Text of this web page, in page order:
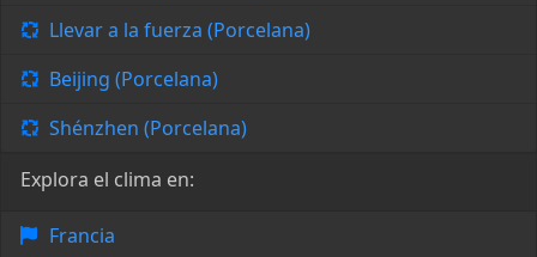
Llevar a la fuerza (Porcelana)
Beijing (Porcelana)
Shénzhen (Porcelana)
Explora el clima en:
Francia